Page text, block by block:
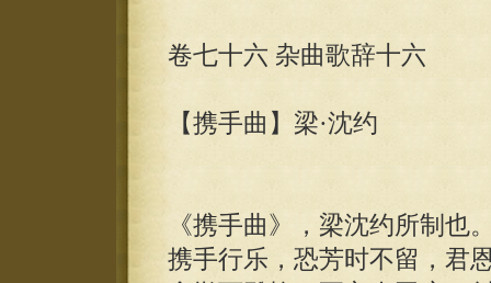
卷七十六 杂曲歌辞十六
【携手曲】梁·沈约
《携手曲》，梁沈约所制也
携手行乐，恐芳时不留，君